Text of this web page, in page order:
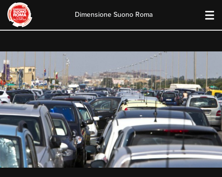
content
Dimensione Suono Roma